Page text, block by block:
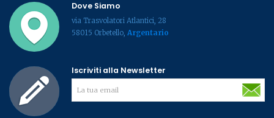
Dove Siamo
via Trasvolatori Atlantici, 28
58015 Orbetello, Argentario
Iscriviti alla Newsletter